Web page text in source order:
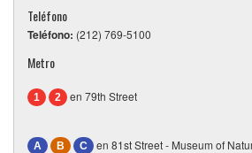
Teléfono
Teléfono: (212) 769-5100
Metro
1 2 en 79th Street
A B C en 81st Street - Museum of